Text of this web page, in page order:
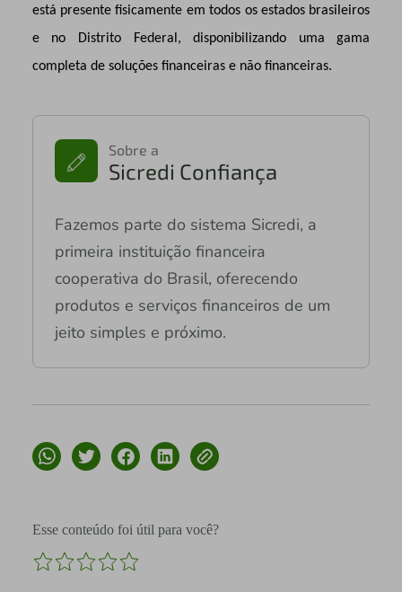
está presente fisicamente em todos os estados brasileiros
e no Distrito Federal, disponibilizando uma gama
completa de soluções financeiras e não financeiras.
Sobre a
Sicredi Confiança
Fazemos parte do sistema Sicredi, a
primeira instituição financeira
cooperativa do Brasil, oferecendo
produtos e serviços financeiros de um
jeito simples e próximo.
Esse conteúdo foi útil para você?